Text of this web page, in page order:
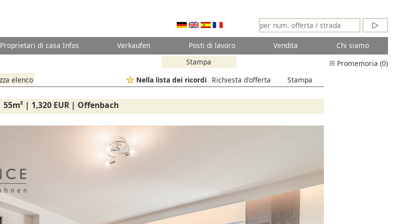
Proprietari di casa Infos Verkaufen Posti di lavoro Vendita
Chi siamo
Promemoria (0)
Stampa
elenco Stampa
Richiesta d'offerta
Nella lista dei ricordi
| 1,320 EUR | Offenbach